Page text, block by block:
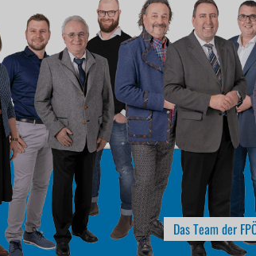
Das Team der